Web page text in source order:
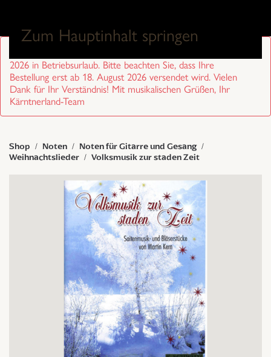
Zum Hauptinhalt springen
2026 in Betriebsurlaub. Bitte beachten Sie, dass Ihre
Bestellung erst ab 18. August 2026 versendet wird. Vielen
Dank für Ihr Verständnis! Mit musikalischen Grüßen, Ihr
Kärntnerland-Team
Shop Noten
Noten für Gitarre und Gesang
Weihnachtslieder
Volksmusik zur staden Zeit